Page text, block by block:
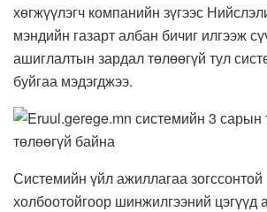
хөгжүүлэгч компанийн зүгээс
мэндийн газарт албан бичиг илгээж
ашиглалтын зардал төлөөгүй тул
буйгаа мэдэгджээ.
Системийн үйл ажиллагаа зогссонтой
холбоотойгоор шинжилгээний цэгүүд